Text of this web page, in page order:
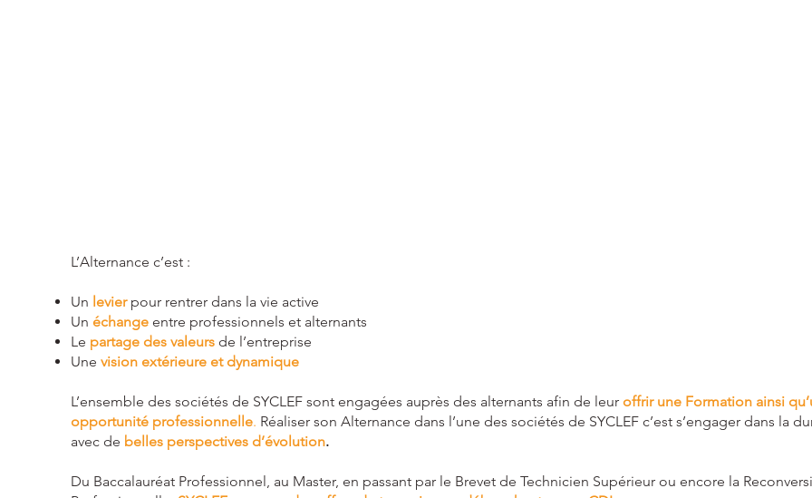
L’Alternance c’est :​
Un levier pour rentrer dans la vie active
Un échange entre professionnels et alternants
Le partage des valeursde l’entreprise
Une vision extérieure et dynamique
L’ensemble des sociétés de SYCLEF sont engagées auprès des alternants afin de leur offrir une Formation ainsi
opportunité professionnelle. Réaliser son Alternance dans l’une des sociétés de SYCLEF c’est s’engager dans la
avec de belles perspectives d’évolution.
Du Baccalauréat Professionnel, au Master, en passant par le Brevet de Technicien Supérieur ou encore la